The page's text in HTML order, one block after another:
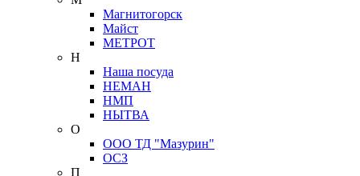
Магнитогорск
Майст
МЕТРОТ
Н
Наша посуда
НЕМАН
НМП
НЫТВА
О
ООО ТД "Мазурин"
ОСЗ
П